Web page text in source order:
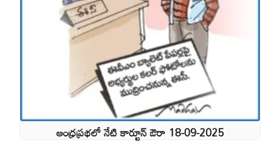
ఆంధ్రప్రభలో నేటి కార్టూన్ ఔరా 18-09-2025